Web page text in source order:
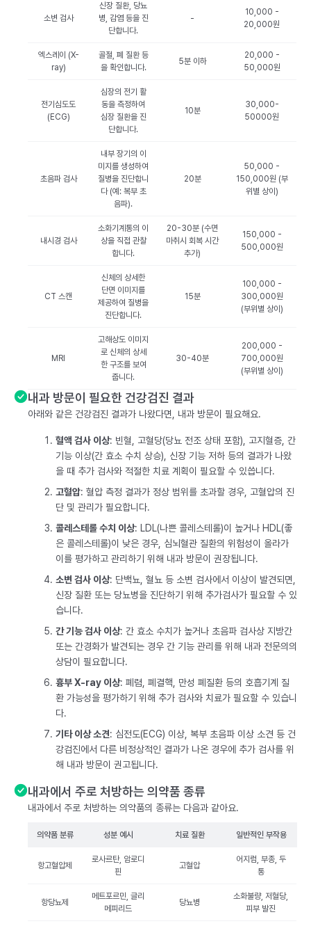
소변 검사
신장 질환, 당뇨
병, 감염 등을 진
단합니다.
-
10,000 -
20,000원
엑스레이 (X-
ray)
골절, 폐 질환 등
을 확인합니다.
5분 이하
20,000 -
50,000원
전기심도도
(ECG)
심장의 전기 활
동을 측정하여
심장 질환을 진
단합니다.
10분
30,000-
50000원
초음파 검사
내부 장기의 이
미지를 생성하여
질병을 진단합니
다 (예: 복부 초
음파).
20분
50,000 -
150,000원 (부
위별 상이)
내시경 검사
소화기계통의 이
상을 직접 관찰
합니다.
20-30분 (수면
마취시 회복 시간
추가)
150,000 -
500,000원
CT 스캔
신체의 상세한
단면 이미지를
제공하여 질병을
진단합니다.
15분
100,000 -
300,000원
(부위별 상이)
MRI
고해상도 이미지
로 신체의 상세
한 구조를 보여
줍니다.
30-40분
200,000 -
700,000원
(부위별 상이)
내과 방문이 필요한 건강검진 결과
아래와 같은 건강검진 결과가 나왔다면, 내과 방문이 필요해요.
혈액 검사 이상: 빈혈, 고혈당(당뇨 전조 상태 포함), 고지혈증, 간
기능 이상(간 효소 수치 상승), 신장 기능 저하 등의 결과가 나왔
을 때 추가 검사와 적절한 치료 계획이 필요할 수 있씁니다.
고혈압: 혈압 측정 결과가 정상 범위를 초과할 경우, 고혈압의 진
단 및 관리가 필요합니다.
콜레스테롤 수치 이상: LDL(나쁜 콜레스테롤)이 높거나 HDL(좋
은 콜레스테롤)이 낮은 경우, 심뇌혈관 질환의 위험성이 올라가
이를 평가하고 관리하기 위해 내과 방문이 권장됩니다.
소변 검사 이상: 단백뇨, 혈뇨 등 소변 검사에서 이상이 발견되면,
신장 질환 또는 당뇨병을 진단하기 위해 추가검사가 필요할 수 있
습니다.
간 기능 검사 이상: 간 효소 수치가 높거나 초음파 검사상 지방간
또는 간경화가 발견되는 경우 간 기능 관리를 위해 내과 전문의의
상담이 필요합니다.
흉부 X-ray 이상: 폐렴, 폐결핵, 만성 폐질환 등의 호흡기계 질
환 가능성을 평가하기 위해 추가 검사와 치료가 필요할 수 있습니
다.
기타 이상 소견: 심전도(ECG) 이상, 복부 초음파 이상 소견 등 건
강검진에서 다른 비정상적인 결과가 나온 경우에 추가 검사를 위
해 내과 방문이 권고됩니다.
내과에서 주로 처방하는 의약품 종류
내과에서 주로 처방하는 의약품의 종류는 다음과 같아요.
의약품 분류 성분 예시 치료 질환 일반적인 부작용
항고혈압제
로사르탄, 암로디
핀
고혈압
어지럼, 부종, 두
통
항당뇨제
메트포르민, 글리
메피리드
당뇨병
소화불량, 저혈당,
피부 발진